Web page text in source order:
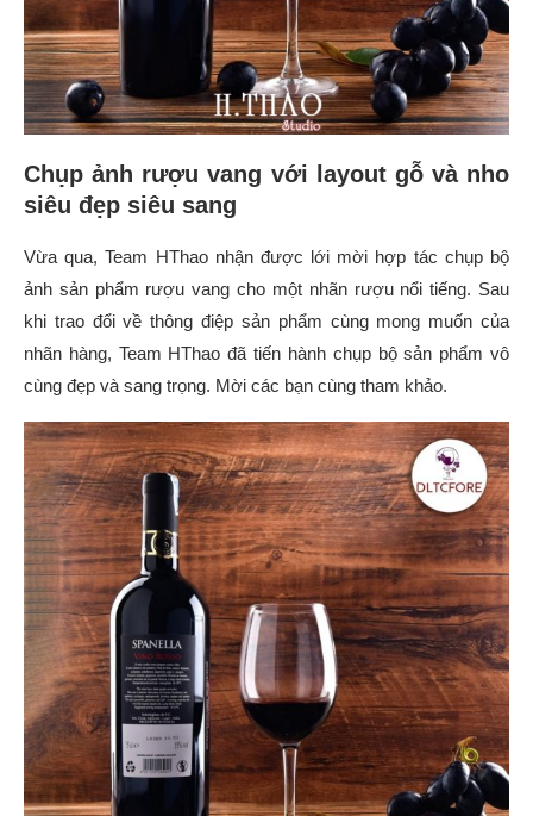
Chụp ảnh rượu vang với layout gỗ và nho
siêu đẹp siêu sang
Vừa qua, Team HThao nhận được lới mời hợp tác chụp bộ
ảnh sản phẩm rượu vang cho một nhãn rượu nổi tiếng. Sau
khi trao đổi về thông điệp sản phẩm cùng mong muốn của
nhãn hàng, Team HThao đã tiến hành chụp bộ sản phẩm vô
cùng đẹp và sang trọng. Mời các bạn cùng tham khảo.